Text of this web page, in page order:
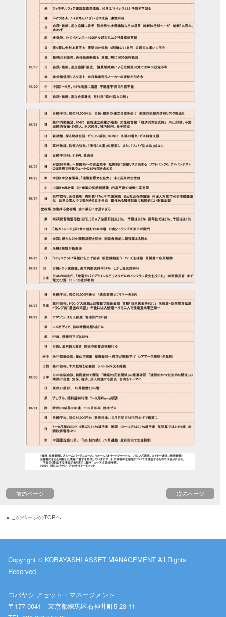
前のページ 次のページ
▲このページのTOPへ
Copyright © KOBAYASHI ASSET MANAGEMENT All Rights
Reserved.
コバヤシ アセット・マネージメント
〒177-0041 東京都練馬区石神井町5-23-11